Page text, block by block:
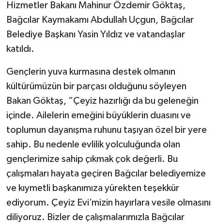
Hizmetler Bakanı Mahinur Özdemir Göktaş,
Bağcılar Kaymakamı Abdullah Uçgun, Bağcılar
Belediye Başkanı Yasin Yıldız ve vatandaşlar
katıldı.
Gençlerin yuva kurmasına destek olmanın
kültürümüzün bir parçası olduğunu söyleyen
Bakan Göktaş, “Çeyiz hazırlığı da bu geleneğin
içinde. Ailelerin emeğini büyüklerin duasını ve
toplumun dayanışma ruhunu taşıyan özel bir yere
sahip. Bu nedenle evlilik yolculuğunda olan
gençlerimize sahip çıkmak çok değerli. Bu
çalışmaları hayata geçiren Bağcılar belediyemize
ve kıymetli başkanımıza yürekten teşekkür
ediyorum. Çeyiz Evi’mizin hayırlara vesile olmasını
diliyoruz. Bizler de çalışmalarımızla Bağcılar